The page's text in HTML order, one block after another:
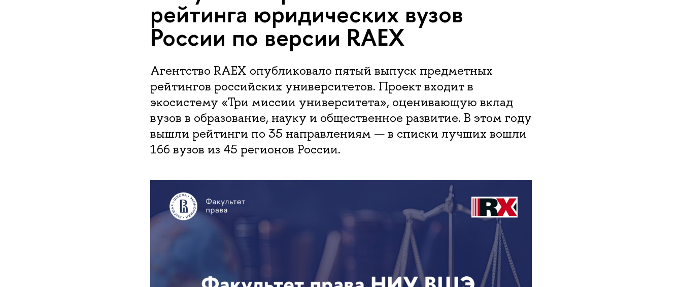
рейтинга юридических вузов
России по версии RAEX
Агентство RAEX опубликовало пятый выпуск предметных
рейтингов российских университетов. Проект входит в
экосистему «Три миссии университета», оценивающую вклад
вузов в образование, науку и общественное развитие. В этом году
вышли рейтинги по 35 направлениям — в списки лучших вошли
166 вузов из 45 регионов России.